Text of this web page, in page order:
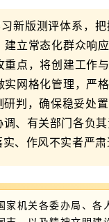
新版测评体系，
立常态化群众响
点，将创建工作
网格化管理，严
判，确保稳妥处
、有关部门各负
、作风不实者严
家机关各委办局、